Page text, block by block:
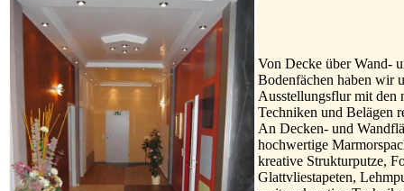
Von Decke über Wand-
Bodenfächen haben wir
Ausstellungsflur mit den
Techniken und Belägen
An Decken- und
hochwertige
kreative Strukturputze,
Glattvliestapeten,